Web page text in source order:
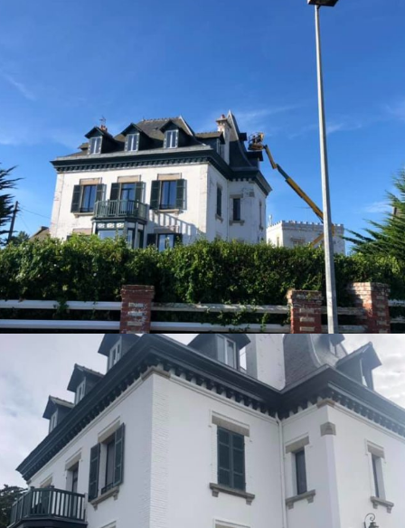
PARTICULIERS RAVALEMENT
Ravalement à St Quay
Portrieux